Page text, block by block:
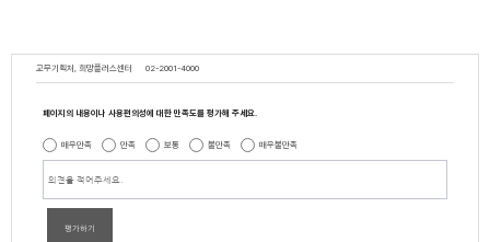
교무기획처, 희망플러스센터 02-2001-4000
페이지의 내용이나 사용편의성에 대한 만족도를 평가해 주세요.
매우만족 만족 보통 불만족 매우불만족
평가하기